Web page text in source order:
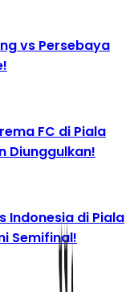
vs Persebaya
FC di Piala
Diunggulkan!
Indonesia di Piala
Semifinal!